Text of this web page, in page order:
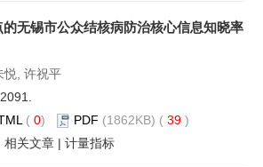
无锡市公众结核病防治核心信息知晓率
悦, 许祝平
( 0) PDF (1862KB) ( 39 )
相关文章 | 计量指标